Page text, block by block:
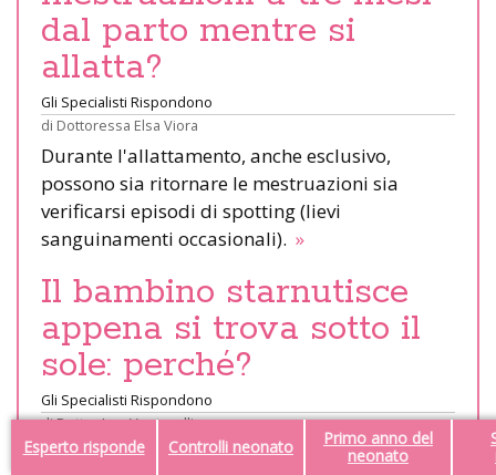
Esperto risponde Controlli neonato
Primo anno del
neonato
dal parto mentre si
allatta?
Gli Specialisti Rispondono
di Dottoressa Elsa Viora
Durante l'allattamento, anche esclusivo,
possono sia ritornare le mestruazioni sia
verificarsi episodi di spotting (lievi
sanguinamenti occasionali). »
Il bambino starnutisce
appena si trova sotto il
sole: perché?
Gli Specialisti Rispondono
diDottor Leo Venturelli
Capita se all'improvviso viene esposto al sole